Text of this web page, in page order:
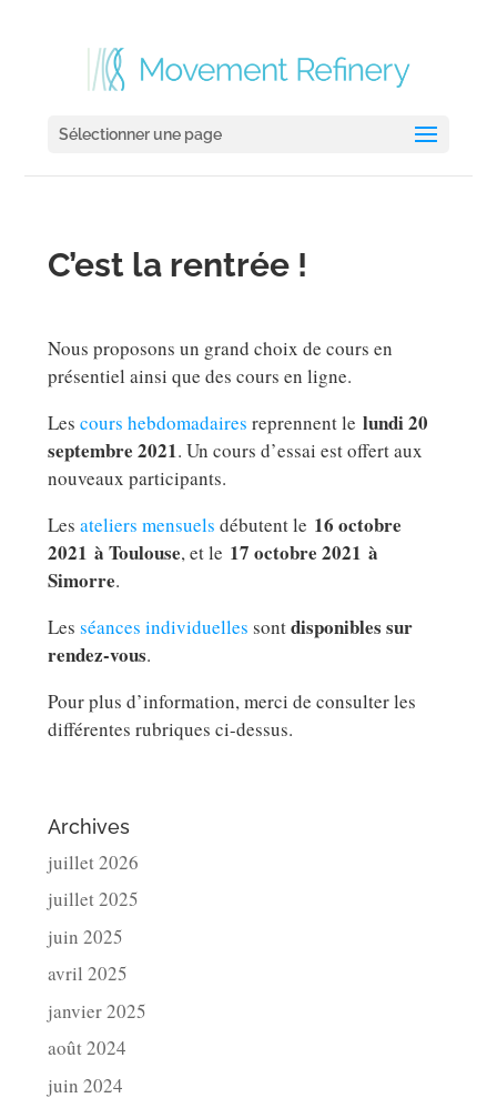
Sélectionner une page
C’est la rentrée !
Nous proposons un grand choix de cours en
présentiel ainsi que des cours en ligne.
Les cours hebdomadaires reprennent le lundi 20
septembre 2021. Un cours d’essai est offert aux
nouveaux participants.
Les ateliers mensuels débutent le 16 octobre
2021 à Toulouse, et le 17 octobre 2021 à
Simorre.
Les séances individuelles sontdisponibles sur
rendez-vous.
Pour plus d’information, merci de consulter les
différentes rubriques ci-dessus.
Archives
juillet 2026
juillet 2025
juin 2025
avril 2025
janvier 2025
août 2024
juin 2024